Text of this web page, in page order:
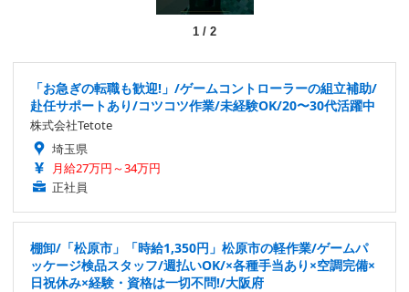
1/ 2
「お急ぎの転職も歓迎!」/ゲームコントローラーの組立補助/
赴任サポートあり/コツコツ作業/未経験OK/20〜30代活躍中
株式会社Tetote
埼玉県
月給27万円～34万円
正社員
棚卸/「松原市」「時給1,350円」松原市の軽作業/ゲームパ
ッケージ検品スタッフ/週払いOK/×各種手当あり×空調完備×
日祝休み×経験・資格は一切不問!/大阪府